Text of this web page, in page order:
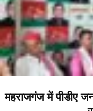
महराजगंज में पीडीए